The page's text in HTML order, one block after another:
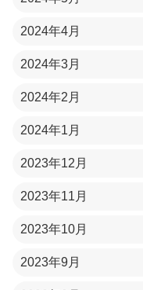
2024年4月
2024年3月
2024年2月
2024年1月
2023年12月
2023年11月
2023年10月
2023年9月